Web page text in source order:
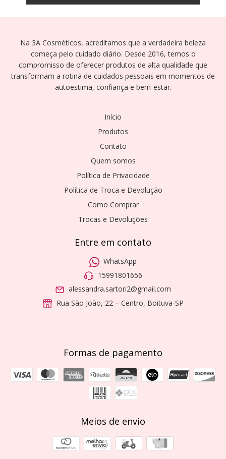
Na 3A Cosméticos, acreditamos que a verdadeira beleza
começa pelo cuidado diário. Desde 2016, temos o
compromisso de oferecer produtos de alta qualidade que
transformam a rotina de cuidados pessoais em momentos de
autoestima, confiança e bem-estar.
Início
Produtos
Contato
Quem somos
Política de Privacidade
Política de Troca e Devolução
Como Comprar
Trocas e Devoluções
Entre em contato
WhatsApp
15991801656
alessandra.sartori2@gmail.com
Rua São João, 22 – Centro, Boituva-SP
Formas de pagamento
Meios de envio